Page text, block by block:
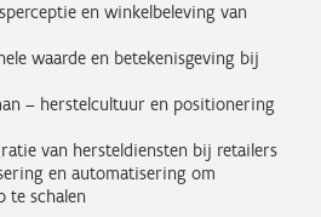
en winkelbeleving van
waarde en betekenisgeving bij
– herstelcultuur en positionering
van hersteldiensten bij retailers
en automatisering om
te schalen